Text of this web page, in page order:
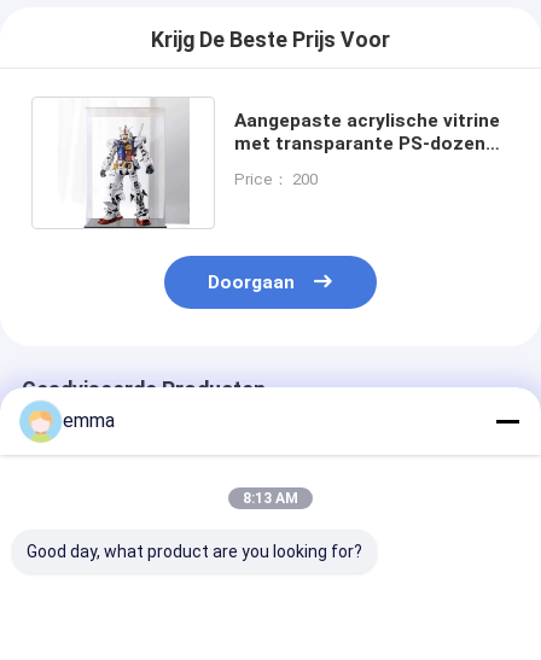
Krijg De Beste Prijs Voor
Aangepaste acrylische vitrine
met transparante PS-dozen
Price： 200
Doorgaan
Geadviseerde Producten
emma
8:13 AM
Good day, what product are you looking for?